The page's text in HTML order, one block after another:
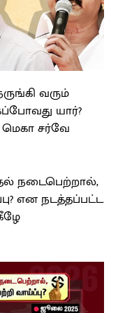
வரும்
யார்?
மெகா சர்வே
நடைபெற்றால்,
என நடத்தப்பட்ட